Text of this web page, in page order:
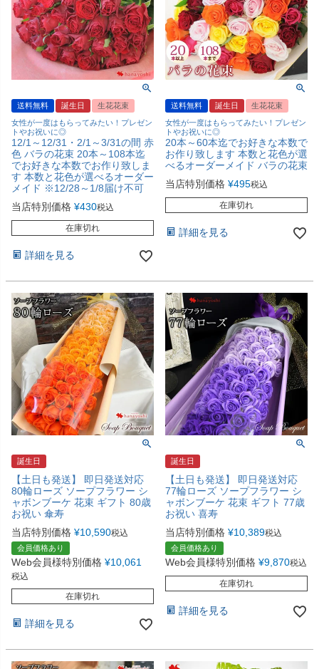
送料無料 誕生日
生花花束
女性が一度はもらってみたい！プレゼン
トやお祝いに◎
12/1～12/31・2/1～3/31の間 赤
色 バラの花束 20本～108本迄
でお好きな本数でお作り致しま
す 本数と花色が選べるオーダー
メイド ※12/28～1/8届け不可
当店特別価格 ¥430税込
在庫切れ
詳細を見る
送料無料 誕生日
生花花束
女性が一度はもらってみたい！プレゼン
トやお祝いに◎
20本～60本迄でお好きな本数で
お作り致します 本数と花色が選
べるオーダーメイド バラの花束
当店特別価格 ¥495税込
在庫切れ
詳細を見る
誕生日
【土日も発送】 即日発送対応
80輪ローズ ソープフラワー シ
ャボンブーケ 花束 ギフト 80歳
お祝い 傘寿
当店特別価格 ¥10,590税込
会員価格あり
Web会員様特別価格 ¥10,061
税込
在庫切れ
詳細を見る
誕生日
【土日も発送】 即日発送対応
77輪ローズ ソープフラワー シ
ャボンブーケ 花束 ギフト 77歳
お祝い 喜寿
当店特別価格 ¥10,389税込
会員価格あり
Web会員様特別価格 ¥9,870税込
在庫切れ
詳細を見る